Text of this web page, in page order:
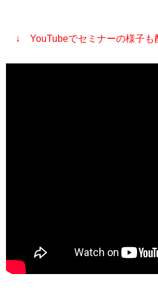
↓ YouTubeでセミナーの様子も